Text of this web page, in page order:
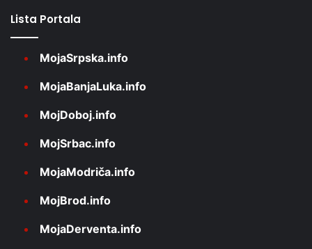
Lista Portala
MojaSrpska.info
MojaBanjaLuka.info
MojDoboj.info
MojSrbac.info
MojaModriča.info
MojBrod.info
MojaDerventa.info